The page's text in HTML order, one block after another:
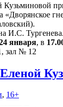
«Дворянское
И.С. Тургенева.
января, в
зал № 12
, 16+